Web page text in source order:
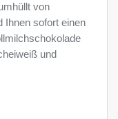
von
Ihnen sofort einen
und